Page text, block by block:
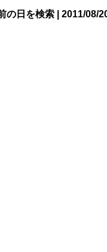
の日を検索 | 2011/08/